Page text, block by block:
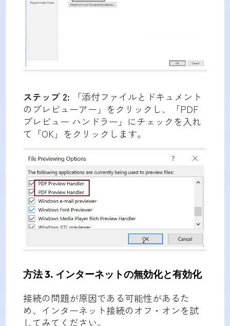
ステップ 2: 「添付ファイルとドキュメント
のプレビューアー」をクリックし、「PDF
プレビュー ハンドラー」にチェックを入れ
て「OK」をクリックします。
方法 3. インターネットの無効化と有効化
接続の問題が原因である可能性があるた
め、インターネット接続のオフ・オンを試
してみてください。